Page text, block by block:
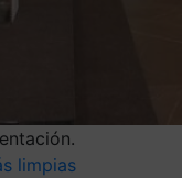
limpias